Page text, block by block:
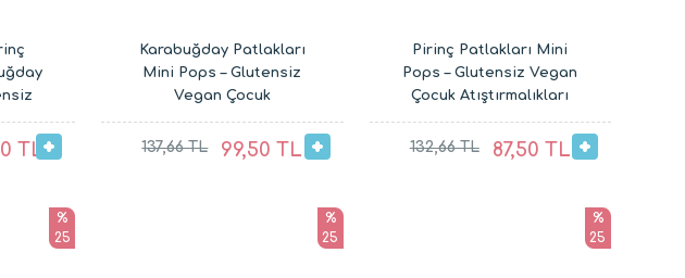
4 x
TL
Karabuğday Patlakları
Mini Pops – Glutensiz
Vegan Çocuk
Atıştırmalıkları 30G
137,66 TL 99,50 TL
Pirinç Patlakları Mini
Pops – Glutensiz Vegan
Çocuk Atıştırmalıkları
30G
132,66 TL 87,50 TL
%
25
%
25
%
25